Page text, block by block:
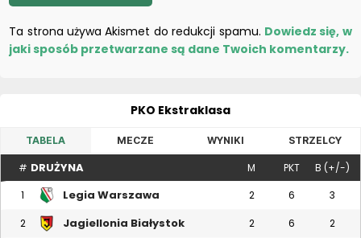
Ta strona używa Akismet do redukcji spamu. Dowiedz się, w
jaki sposób przetwarzane są dane Twoich komentarzy.
PKO Ekstraklasa
TABELA MECZE WYNIKI STRZELCY
# DRUŻYNA M PKT B (+/-)
1 Legia Warszawa 2 6 3
2 Jagiellonia Białystok 2 6 2